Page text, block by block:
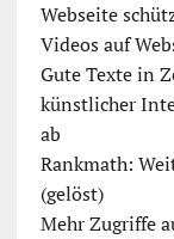
Webseite
Videos auf
Gute Texte in
künstlicher
ab
Rankmath:
(gelöst)
Mehr Zugriffe